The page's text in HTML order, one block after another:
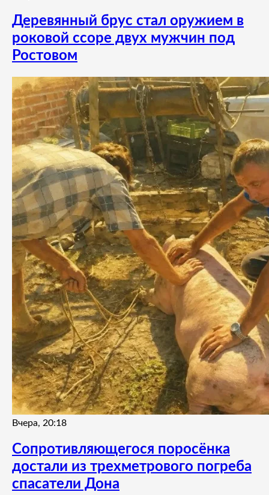
Деревянный брус стал оружием в
роковой ссоре двух мужчин под
Ростовом
Вчера, 20:18
Сопротивляющегося поросёнка
достали из трехметрового погреба
спасатели Дона